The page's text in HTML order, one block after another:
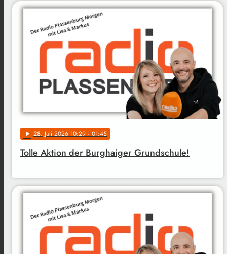
play_arrow 28. Juli 2026 10:29 · 01:45
Tolle Aktion der Burghaiger Grundschule!